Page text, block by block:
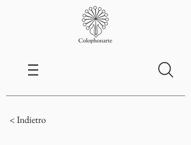
< Indietro